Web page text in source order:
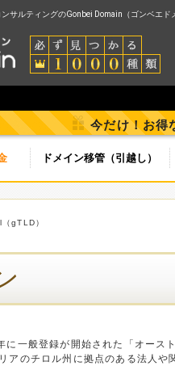
サルティングのGonbei Domain（ゴンベエド
今だけ！お得
ドメイン移管（引越し）
gTLD）
に一般登録が開始された「オース
アのチロル州に拠点のある法人や